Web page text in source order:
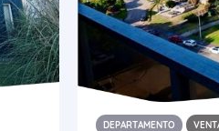
DEPARTAMENTO